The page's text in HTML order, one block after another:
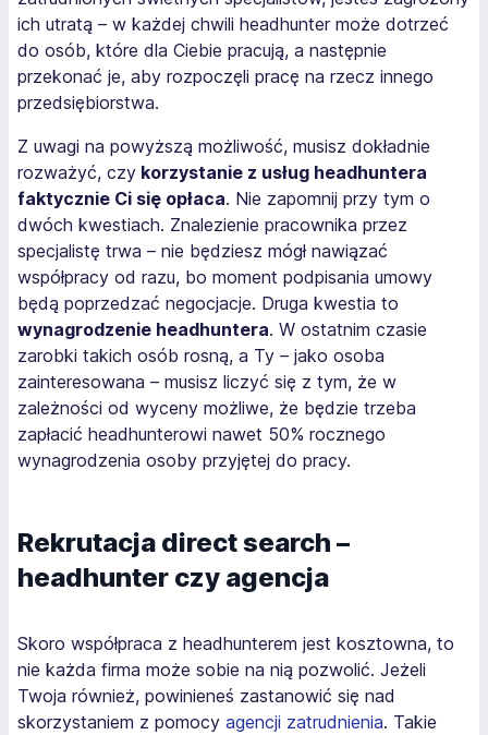
ich utratą – w każdej chwili headhunter może dotrzeć
do osób, które dla Ciebie pracują, a następnie
przekonać je, aby rozpoczęli pracę na rzecz innego
przedsiębiorstwa.
Z uwagi na powyższą możliwość, musisz dokładnie
rozważyć, czy korzystanie z usług headhuntera
faktycznie Ci się opłaca. Nie zapomnij przy tym o
dwóch kwestiach. Znalezienie pracownika przez
specjalistę trwa – nie będziesz mógł nawiązać
współpracy od razu, bo moment podpisania umowy
będą poprzedzać negocjacje. Druga kwestia to
wynagrodzenie headhuntera. W ostatnim czasie
zarobki takich osób rosną, a Ty – jako osoba
zainteresowana – musisz liczyć się z tym, że w
zależności od wyceny możliwe, że będzie trzeba
zapłacić headhunterowi nawet 50% rocznego
wynagrodzenia osoby przyjętej do pracy.
Rekrutacja direct search –
headhunter czy agencja
Skoro współpraca z headhunterem jest kosztowna, to
nie każda firma może sobie na nią pozwolić. Jeżeli
Twoja również, powinieneś zastanowić się nad
skorzystaniem z pomocy agencji zatrudnienia. Takie